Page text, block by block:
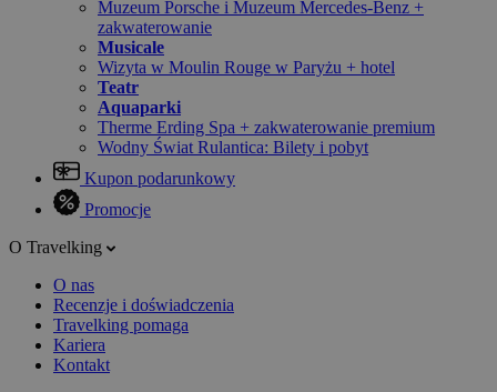
Muzeum Porsche i Muzeum Mercedes-Benz +
zakwaterowanie
Musicale
Wizyta w Moulin Rouge w Paryżu + hotel
Teatr
Aquaparki
Therme Erding Spa + zakwaterowanie premium
Wodny Świat Rulantica: Bilety i pobyt
Kupon podarunkowy
Promocje
O Travelking
O nas
Recenzje i doświadczenia
Travelking pomaga
Kariera
Kontakt